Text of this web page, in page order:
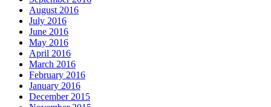
August 2016
July 2016
June 2016
May 2016
April 2016
March 2016
February 2016
January 2016
December 2015